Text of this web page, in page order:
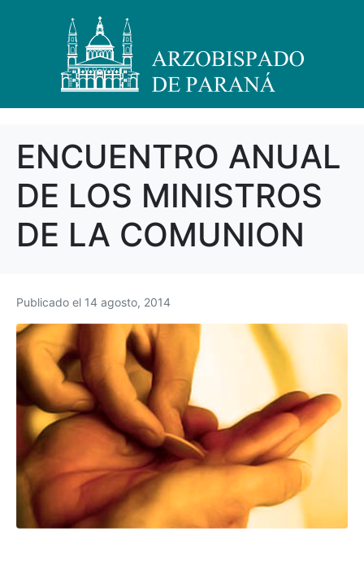
ENCUENTRO ANUAL
DE LOS MINISTROS
DE LA COMUNION
Publicado el 14 agosto, 2014